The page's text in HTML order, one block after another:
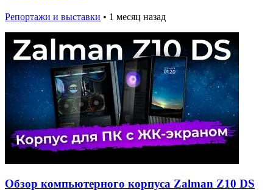
Репортажи и выставки • 1 месяц назад
Обзор компьютерного корпуса Zalman Z10 DS